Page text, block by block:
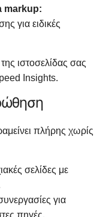
markup:
για ειδικές
ιστοσελίδας σας
Insights.
πλήρης χωρίς
σελίδες με
για
πηγές.